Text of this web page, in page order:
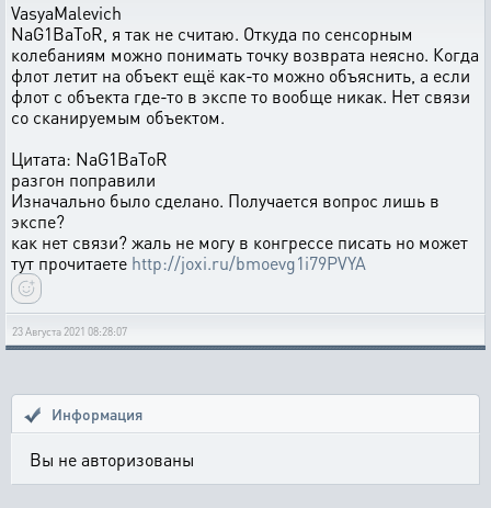
VasyaMalevich
NaG1BaToR, я так не считаю. Откуда по сенсорным
колебаниям можно понимать точку возврата неясно. Когда
флот летит на объект ещё как-то можно объяснить, а если
флот с объекта где-то в экспе то вообще никак. Нет связи
со сканируемым объектом.
Цитата: NaG1BaToR
разгон поправили
Изначально было сделано. Получается вопрос лишь в
экспе?
как нет связи? жаль не могу в конгрессе писать но может
тут прочитаете http://joxi.ru/bmoevg1i79PVYA
23 Августа 2021 08:28:07
Информация
Вы не авторизованы